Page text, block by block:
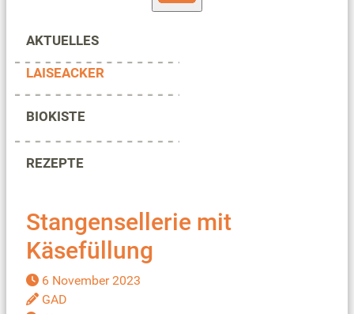
AKTUELLES
LAISEACKER
BIOKISTE
REZEPTE
Stangensellerie mit
Käsefüllung
6 November 2023
GAD